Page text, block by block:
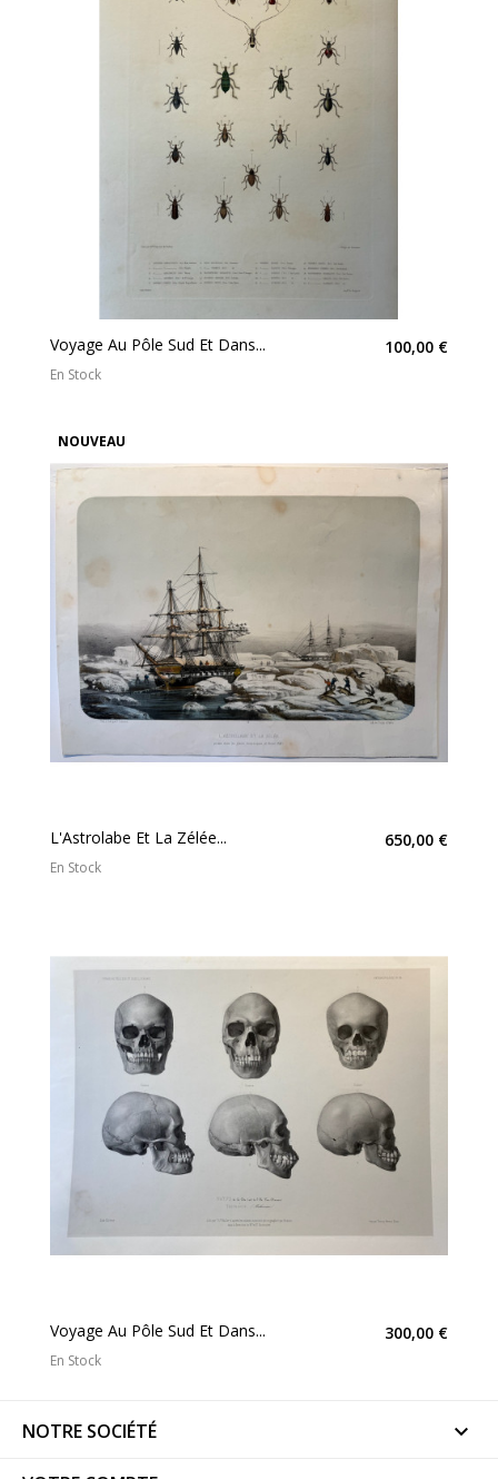
Voyage Au Pôle Sud Et Dans... 100,00 €
En Stock
NOUVEAU
L'Astrolabe Et La Zélée... 650,00 €
En Stock
Voyage Au Pôle Sud Et Dans... 300,00 €
En Stock
NOTRE SOCIÉTÉ 